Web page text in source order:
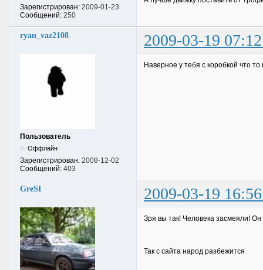
Зарегистрирован: 2009-01-23
Сообщений: 250
ryan_vaz2108 2009-03-19
Пользователь
Оффлайн
Зарегистрирован: 2008-12-02
Сообщений: 403
Наверное у тебя с коробкой что
GreSI 2009-03-19
Зря вы так! Человека засмеяли!
Так с сайта народ разбежится